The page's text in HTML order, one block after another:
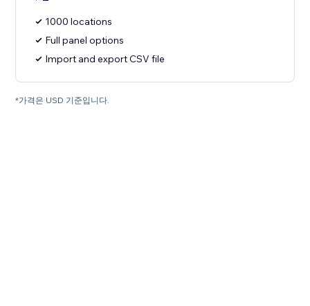
1000 locations
Full panel options
Import and export CSV file
*가격은 USD 기준입니다.